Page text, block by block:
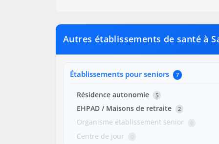
Autres établissements de santé à
Établissements pour seniors 7
Résidence autonomie 5
EHPAD / Maisons de retraite 2
Organisme établissement senior 0
Centre de jour 0